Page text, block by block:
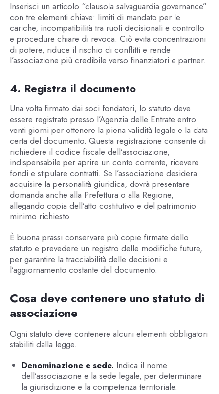
Inserisci un articolo “clausola salvaguardia governance”
con tre elementi chiave: limiti di mandato per le
cariche, incompatibilità tra ruoli decisionali e controllo
e procedure chiare di revoca. Ciò evita concentrazioni
di potere, riduce il rischio di conflitti e rende
l’associazione più credibile verso finanziatori e partner.
4. Registra il documento
Una volta firmato dai soci fondatori, lo statuto deve
essere registrato presso l’Agenzia delle Entrate entro
venti giorni per ottenere la piena validità legale e la data
certa del documento. Questa registrazione consente di
richiedere il codice fiscale dell’associazione,
indispensabile per aprire un conto corrente, ricevere
fondi e stipulare contratti. Se l’associazione desidera
acquisire la personalità giuridica, dovrà presentare
domanda anche alla Prefettura o alla Regione,
allegando copia dell’atto costitutivo e del patrimonio
minimo richiesto.
È buona prassi conservare più copie firmate dello
statuto e prevedere un registro delle modifiche future,
per garantire la tracciabilità delle decisioni e
l’aggiornamento costante del documento.
Cosa deve contenere uno statuto di
associazione
Ogni statuto deve contenere alcuni elementi obbligatori
stabiliti dalla legge.
Denominazione e sede. Indica il nome
dell’associazione e la sede legale, per determinare
la giurisdizione e la competenza territoriale.